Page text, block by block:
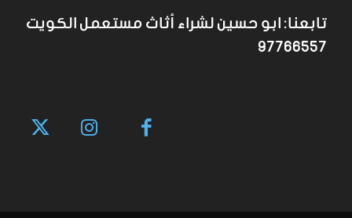
تابعنا: ابو حسين لشراء أثاث مستعمل الكويت
97766557